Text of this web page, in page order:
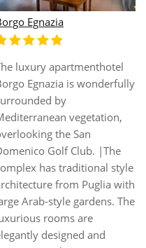
Egnazia
luxury apartmenthotel
Egnazia is wonderfully
by
vegetation,
the San
Golf Club. |The
has traditional style
from Puglia with
Arab-style gardens. The
rooms are
designed and